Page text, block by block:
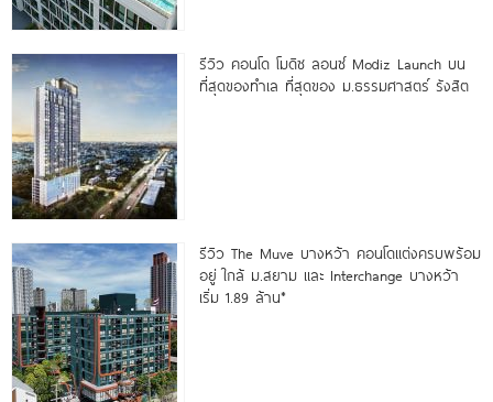
รีวิว คอนโด โมดิซ ลอนซ์ Modiz Launch บน
ที่สุดของทำเล ที่สุดของ ม.ธรรมศาสตร์ รังสิต
รีวิว The Muve บางหว้า คอนโดแต่งครบพร้อม
อยู่ ใกล้ ม.สยาม และ Interchange บางหว้า
เริ่ม 1.89 ล้าน*